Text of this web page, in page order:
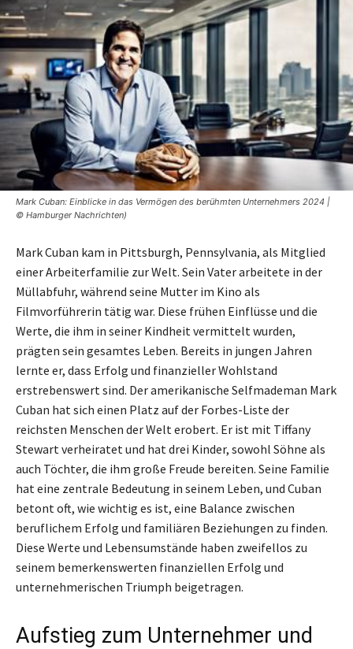
Mark Cuban: Einblicke in das Vermögen des berühmten Unternehmers 2024 |
© Hamburger Nachrichten)
Mark Cuban kam in Pittsburgh, Pennsylvania, als Mitglied
einer Arbeiterfamilie zur Welt. Sein Vater arbeitete in der
Müllabfuhr, während seine Mutter im Kino als
Filmvorführerin tätig war. Diese frühen Einflüsse und die
Werte, die ihm in seiner Kindheit vermittelt wurden,
prägten sein gesamtes Leben. Bereits in jungen Jahren
lernte er, dass Erfolg und finanzieller Wohlstand
erstrebenswert sind. Der amerikanische Selfmademan Mark
Cuban hat sich einen Platz auf der Forbes-Liste der
reichsten Menschen der Welt erobert. Er ist mit Tiffany
Stewart verheiratet und hat drei Kinder, sowohl Söhne als
auch Töchter, die ihm große Freude bereiten. Seine Familie
hat eine zentrale Bedeutung in seinem Leben, und Cuban
betont oft, wie wichtig es ist, eine Balance zwischen
beruflichem Erfolg und familiären Beziehungen zu finden.
Diese Werte und Lebensumstände haben zweifellos zu
seinem bemerkenswerten finanziellen Erfolg und
unternehmerischen Triumph beigetragen.
Aufstieg zum Unternehmer und